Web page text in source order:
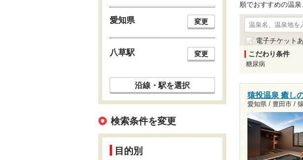
順でおすすめの温
電子チケット
こだわり条件
糖尿病
猿投温泉 癒し
愛知県 / 豊田市 /
愛知県 変更
八草駅 変更
沿線・駅を選択
検索条件を変更
目的別